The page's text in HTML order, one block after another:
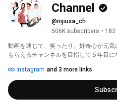
Channel
@nijiusa_ch
506K subscribers • 182
動画を通じて、笑ったり、好奇心が元
もらえるチャンネルを目指して５年目
Instagram and 3 more links